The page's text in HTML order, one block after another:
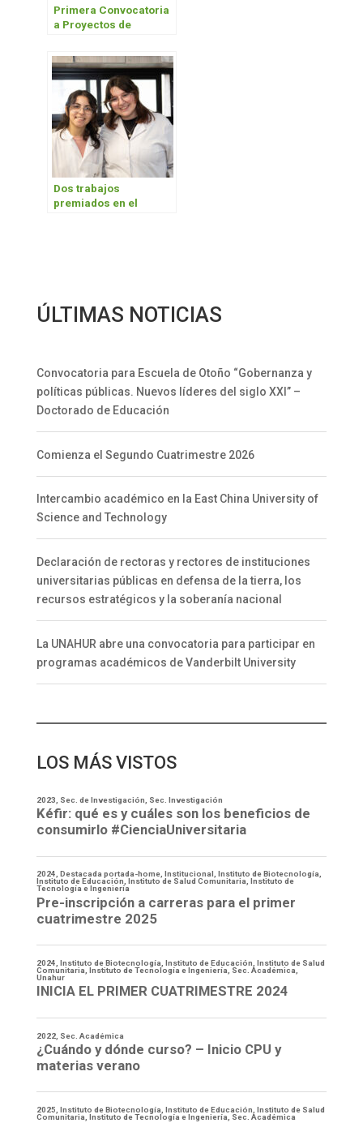
Primera Convocatoria
a Proyectos de
Desarrollo UNAHUR
INTA “PID-UI 2026”
Dos trabajos
premiados en el
ÚLTIMAS NOTICIAS
Convocatoria para Escuela de Otoño “Gobernanza y
políticas públicas. Nuevos líderes del siglo XXI” –
Doctorado de Educación
Comienza el Segundo Cuatrimestre 2026
Intercambio académico en la East China University of
Science and Technology
Declaración de rectoras y rectores de instituciones
universitarias públicas en defensa de la tierra, los
recursos estratégicos y la soberanía nacional
La UNAHUR abre una convocatoria para participar en
programas académicos de Vanderbilt University
LOS MÁS VISTOS